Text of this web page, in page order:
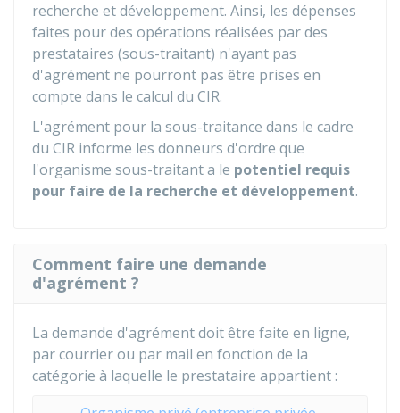
recherche et développement. Ainsi, les dépenses
faites pour des opérations réalisées par des
prestataires (sous-traitant) n'ayant pas
d'agrément ne pourront pas être prises en
compte dans le calcul du CIR.
L'agrément pour la sous-traitance dans le cadre
du CIR informe les donneurs d'ordre que
l'organisme sous-traitant a le potentiel requis
pour faire de la recherche et développement.
Comment faire une demande
d'agrément ?
La demande d'agrément doit être faite en ligne,
par courrier ou par mail en fonction de la
catégorie à laquelle le prestataire appartient :